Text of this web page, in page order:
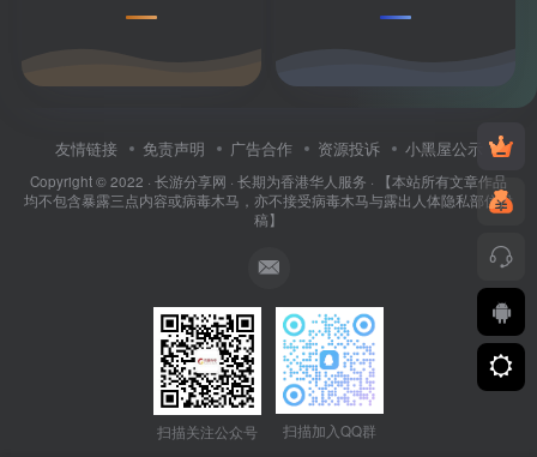
友情链接 免责声明 广告合作 资源投诉 小黑屋公示
Copyright © 2022 · 长游分享网 · 长期为香港华人服务 · 【本站所有文章作品
均不包含暴露三点内容或病毒木马，亦不接受病毒木马与露出人体隐私部位投
稿】
扫描关注公众号 扫描加入QQ群